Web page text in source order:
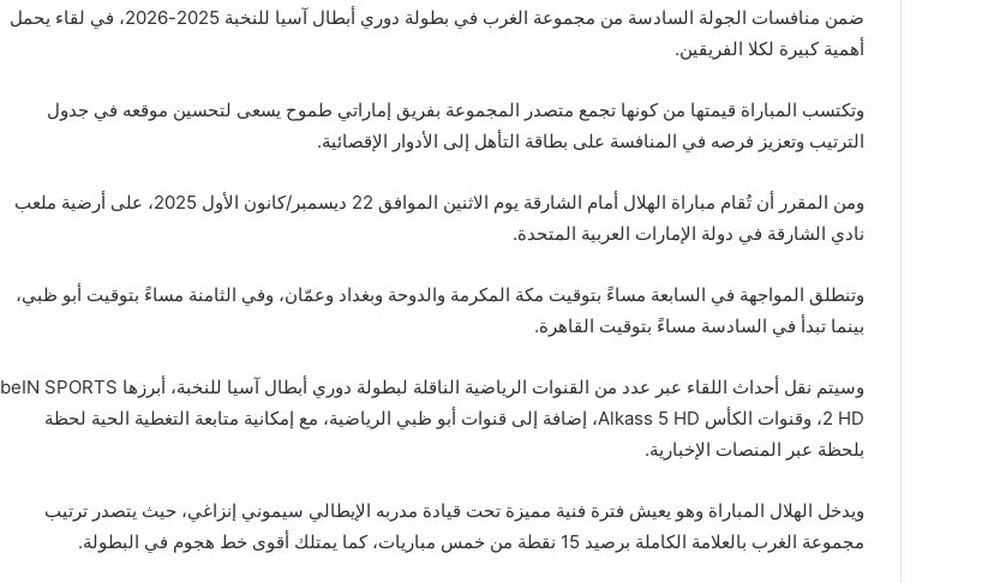
ضمن منافسات الجولة السادسة من مجموعة الغرب في بطولة دوري أبطال آسيا للنخبة 2025-2026، في لقاء يحمل
أهمية كبيرة لكلا الفريقين.
وتكتسب المباراة قيمتها من كونها تجمع متصدر المجموعة بفريق إماراتي طموح يسعى لتحسين موقعه في جدول
الترتيب وتعزيز فرصه في المنافسة على بطاقة التأهل إلى الأدوار الإقصائية.
ومن المقرر أن تُقام مباراة الهلال أمام الشارقة يوم الاثنين الموافق 22 ديسمبر/كانون الأول 2025، على أرضية ملعب
نادي الشارقة في دولة الإمارات العربية المتحدة.
وتنطلق المواجهة في السابعة مساءً بتوقيت مكة المكرمة والدوحة وبغداد وعمّان، وفي الثامنة مساءً بتوقيت أبو ظبي،
بينما تبدأ في السادسة مساءً بتوقيت القاهرة.
وسيتم نقل أحداث اللقاء عبر عدد من القنوات الرياضية الناقلة لبطولة دوري أبطال آسيا للنخبة، أبرزها beIN SPORTS
2 HD، وقنوات الكأس Alkass 5 HD، إضافة إلى قنوات أبو ظبي الرياضية، مع إمكانية متابعة التغطية الحية لحظة
بلحظة عبر المنصات الإخبارية.
ويدخل الهلال المباراة وهو يعيش فترة فنية مميزة تحت قيادة مدربه الإيطالي سيموني إنزاغي، حيث يتصدر ترتيب
مجموعة الغرب بالعلامة الكاملة برصيد 15 نقطة من خمس مباريات، كما يمتلك أقوى خط هجوم في البطولة.